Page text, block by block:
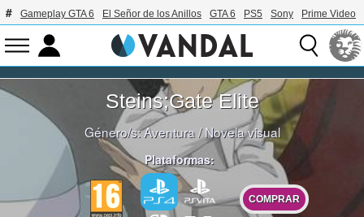
Gameplay GTA 6 El Señor de los Anillos GTA 6 PS5 Sony Prime Video
Steins;Gate Elite
Género/s:Aventura/Novela visual
Plataformas:
COMPRAR